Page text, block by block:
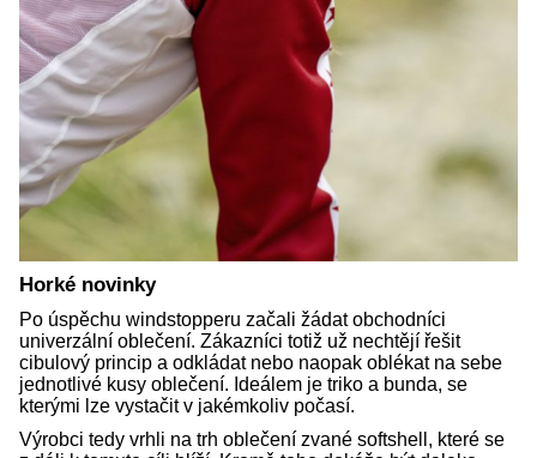
Horké novinky
Po úspěchu windstopperu začali žádat obchodníci
univerzální oblečení. Zákazníci totiž už nechtějí řešit
cibulový princip a odkládat nebo naopak oblékat na sebe
jednotlivé kusy oblečení. Ideálem je triko a bunda, se
kterými lze vystačit v jakémkoliv počasí.
Výrobci tedy vrhli na trh oblečení zvané softshell, které se